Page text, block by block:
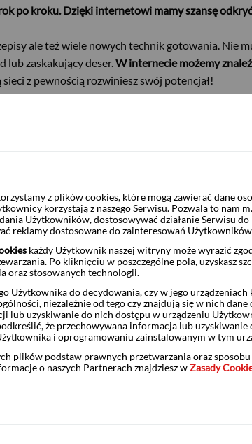
po kroku. Dzięki internetowi mamy szansę
ale też wiele nowych technik gotowania. Nie
lub zaskakujący deser.W internecie możemy
z pewnością rozwiniesz swój potencjał!
pomysłu na konkretne danie, możemy wyszukać
również otrzymamy całą listę inspirujących
koniecznie zapoznaj się z platformą video
z nich prowadzą telewizyjne gwiazdy kuchni.
dania lub sprawdzone techniki gotowania,
ręki!Niezależnie od tego, w jakiej formie
z plików cookies, które mogą zawierać dane
korzystają z naszego Serwisu. Pozwala to nam
Użytkowników, dostosowywać działanie Serwisu
reklamy dostosowane do zainteresowań
każdy Użytkownik naszej witryny może wyrazić
Po kliknięciu w poszczególne pola, uzyskasz
oraz stosowanych technologii.
Użytkownika do decydowania, czy w jego
niezależnie od tego czy znajdują się w nich dane
lub uzyskiwanie do nich dostępu w urządzeniu
że przechowywana informacja lub
i oprogramowaniu zainstalowanym w tym
plików podstaw prawnych przetwarzania oraz
o naszych Partnerach znajdziesz wZasady